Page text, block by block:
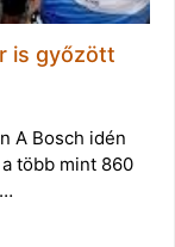
is győzött
A Bosch idén
több mint 860